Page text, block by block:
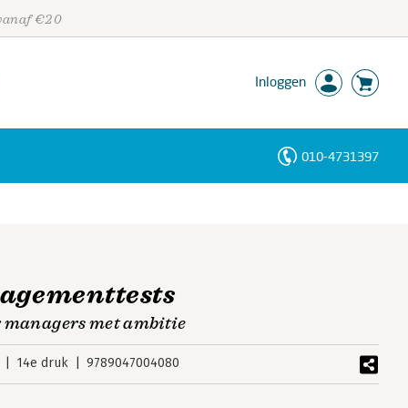
€20
Inloggen
010-4731397
managers met ambitie
14e druk 9789047004080
Personen